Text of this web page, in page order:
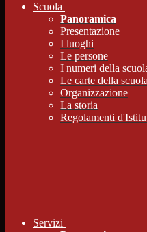
Scuola
Panoramica
Presentazione
I luoghi
Le persone
I numeri della
Le carte della scuola
Organizzazione
La storia
Regolamenti
Servizi